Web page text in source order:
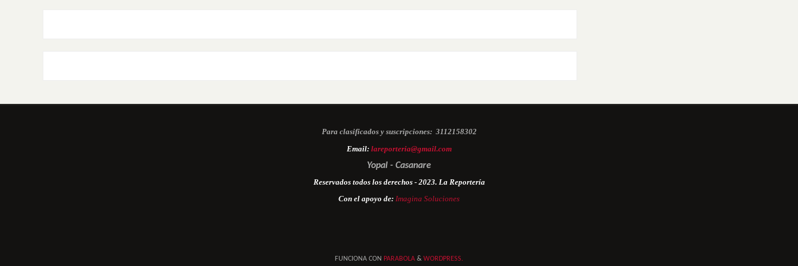
Para clasificados y suscripciones: 3112158302
Email: lareporteria@gmail.com
Yopal - Casanare
Reservados todos los derechos - 2023. La Reportería
Con el apoyo de: Imagina Soluciones
FUNCIONA CON PARABOLA & WORDPRESS.